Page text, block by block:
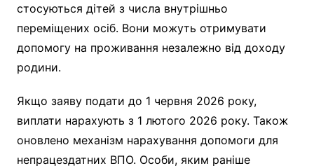
стосуються дітей з числа внутрішньо
переміщених осіб. Вони можуть отримувати
допомогу на проживання незалежно від доходу
родини.
Якщо заяву подати до 1 червня 2026 року,
виплати нарахують з 1 лютого 2026 року. Також
оновлено механізм нарахування допомоги для
непрацездатних ВПО. Особи, яким раніше